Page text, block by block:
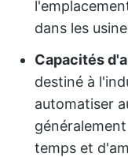
dans les
Capacités
destiné à
automatiser
temps et